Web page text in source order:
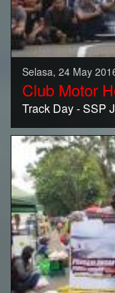
Selasa, 24 May
Club Motor
Track Day - SSP